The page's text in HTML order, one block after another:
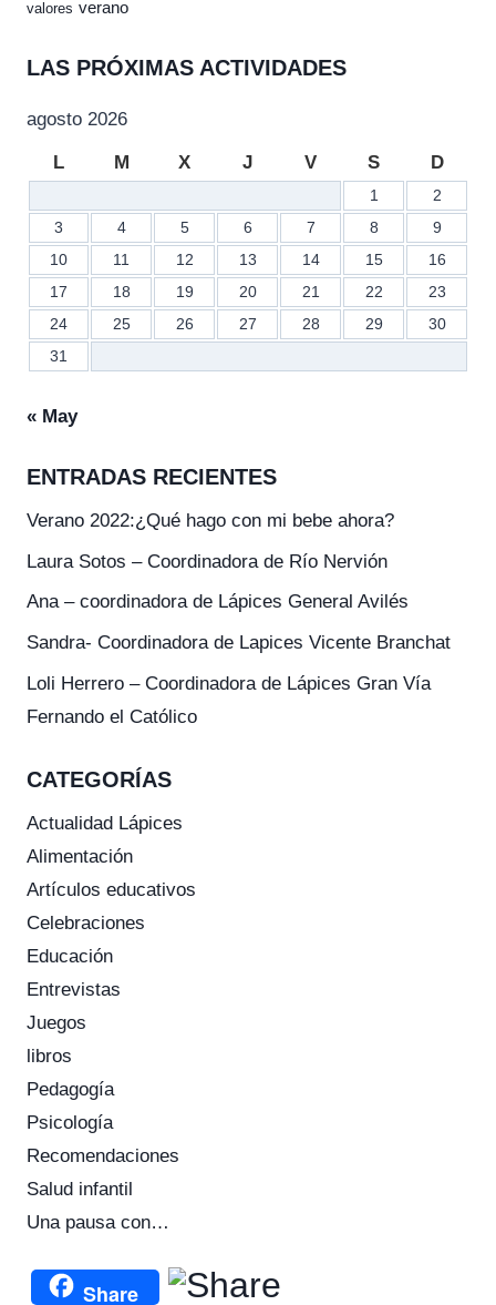
valores verano
LAS PRÓXIMAS ACTIVIDADES
agosto 2026
L M X J V S D
1
2
3
4 5 6 7 8
9
10
11 12 13 14 15
16
17
18 19 20 21 22
23
24
25 26 27 28 29
30
31
« May
ENTRADAS RECIENTES
Verano 2022:¿Qué hago con mi bebe ahora?
Laura Sotos – Coordinadora de Río Nervión
Ana – coordinadora de Lápices General Avilés
Sandra- Coordinadora de Lapices Vicente Branchat
Loli Herrero – Coordinadora de Lápices Gran Vía
Fernando el Católico
CATEGORÍAS
Actualidad Lápices
Alimentación
Artículos educativos
Celebraciones
Educación
Entrevistas
Juegos
libros
Pedagogía
Psicología
Recomendaciones
Salud infantil
Una pausa con…
Share